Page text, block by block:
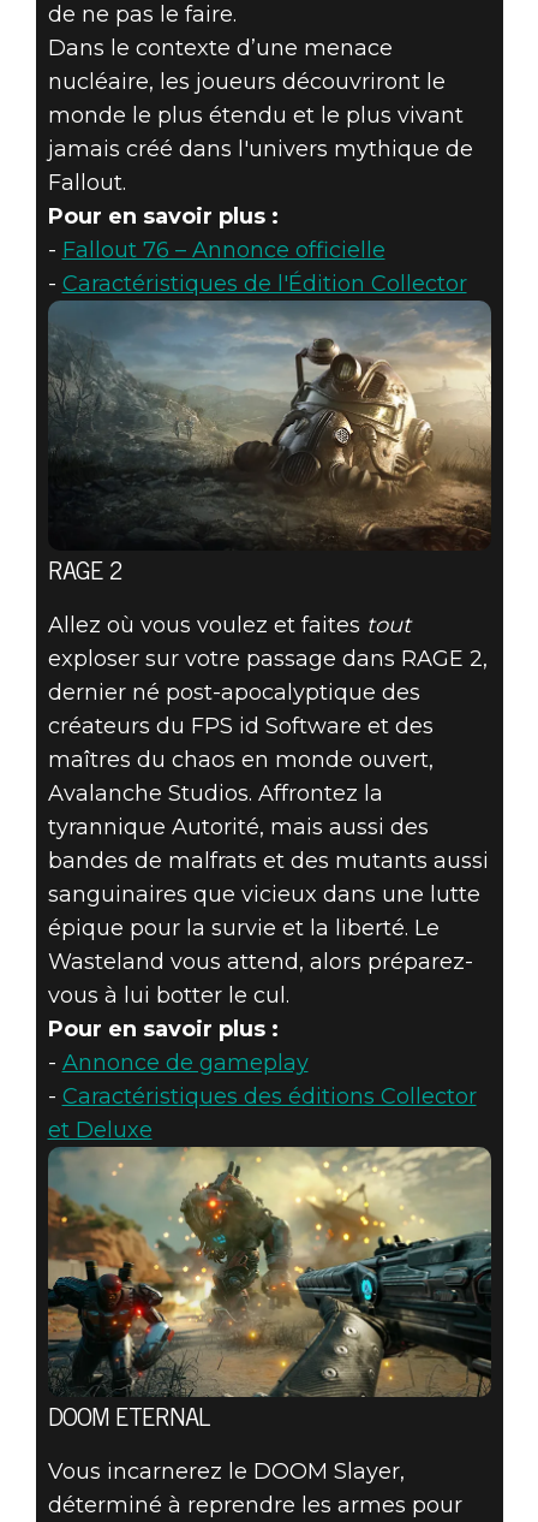
de ne pas le faire.
Dans le contexte d’une menace
nucléaire, les joueurs découvriront le
monde le plus étendu et le plus vivant
jamais créé dans l'univers mythique de
Fallout.
Pour en savoir plus :
- Fallout 76 – Annonce officielle
- Caractéristiques de l'Édition Collector
RAGE 2
Allez où vous voulez et faites tout
exploser sur votre passage dans RAGE 2,
dernier né post-apocalyptique des
créateurs du FPS id Software et des
maîtres du chaos en monde ouvert,
Avalanche Studios. Affrontez la
tyrannique Autorité, mais aussi des
bandes de malfrats et des mutants aussi
sanguinaires que vicieux dans une lutte
épique pour la survie et la liberté. Le
Wasteland vous attend, alors préparez-
vous à lui botter le cul.
Pour en savoir plus :
- Annonce de gameplay
- Caractéristiques des éditions Collector
et Deluxe
DOOM ETERNAL
Vous incarnerez le DOOM Slayer,
déterminé à reprendre les armes pour